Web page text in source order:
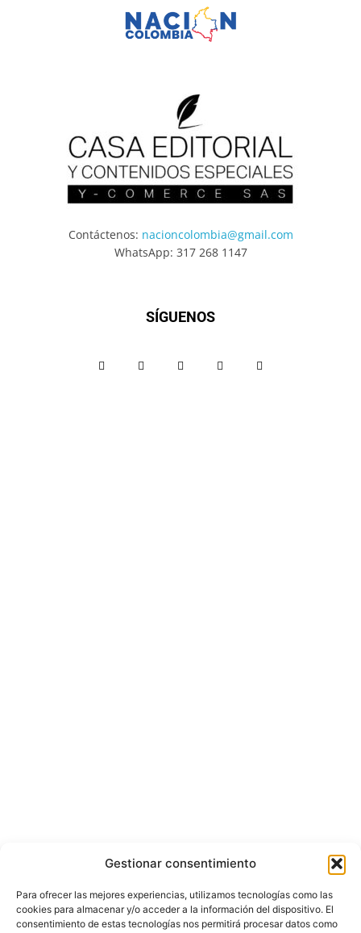
Gestionar consentimiento
Para ofrecer las mejores experiencias, utilizamos tecnologías como las
cookies para almacenar y/o acceder a la información del dispositivo. El
consentimiento de estas tecnologías nos permitirá procesar datos como
Contáctenos: nacioncolombia@gmail.com
WhatsApp: 317 268 1147
SÍGUENOS